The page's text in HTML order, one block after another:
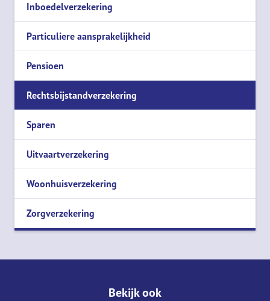
Inboedelverzekering
Particuliere aansprakelijkheid
Pensioen
Rechtsbijstandverzekering
Sparen
Uitvaartverzekering
Woonhuisverzekering
Zorgverzekering
Bekijk ook